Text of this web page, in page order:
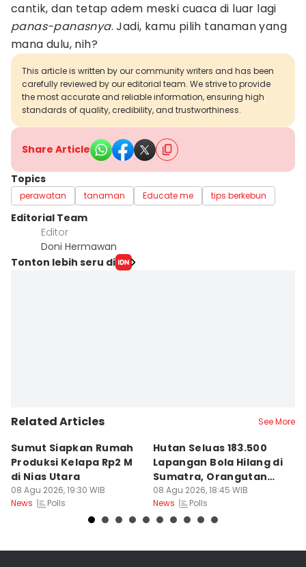
cantik, dan tetap adem meski cuaca di luar lagi
panas-panasnya. Jadi, kamu pilih tanaman yang
mana dulu, nih?
This article is written by our community writers and has been
carefully reviewed by our editorial team. We strive to provide
the most accurate and reliable information, ensuring high
standards of quality, credibility, and trustworthiness.
Share Article
Topics
perawatan tanaman Educate me tips berkebun
Editorial Team
Editor
Doni Hermawan
Tonton lebih seru di
Related Articles See More
Sumut Siapkan Rumah
Produksi Kelapa Rp2 M
di Nias Utara
08 Agu 2026, 19:30 WIB
News
Polls
Hutan Seluas 183.500
Lapangan Bola Hilang di
Sumatra, Orangutan
Tertekan
08 Agu 2026, 18:45 WIB
News
Polls